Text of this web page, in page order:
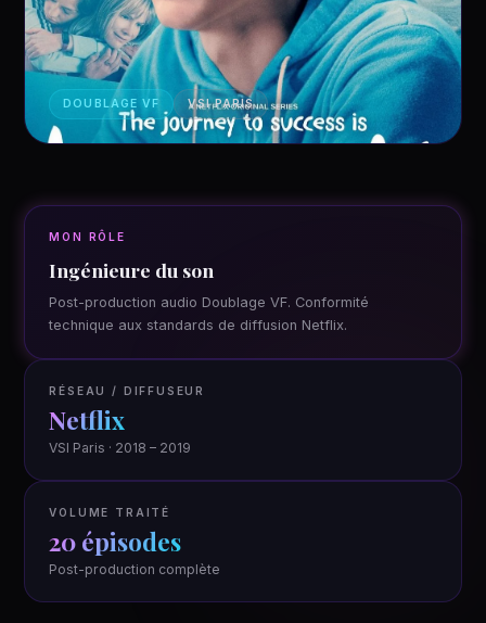
DOUBLAGE VF VSI PARIS
MON RÔLE
Ingénieure du son
Post-production audio Doublage VF. Conformité
technique aux standards de diffusion Netflix.
RÉSEAU / DIFFUSEUR
Netflix
VSI Paris · 2018 – 2019
VOLUME TRAITÉ
20 épisodes
Post-production complète